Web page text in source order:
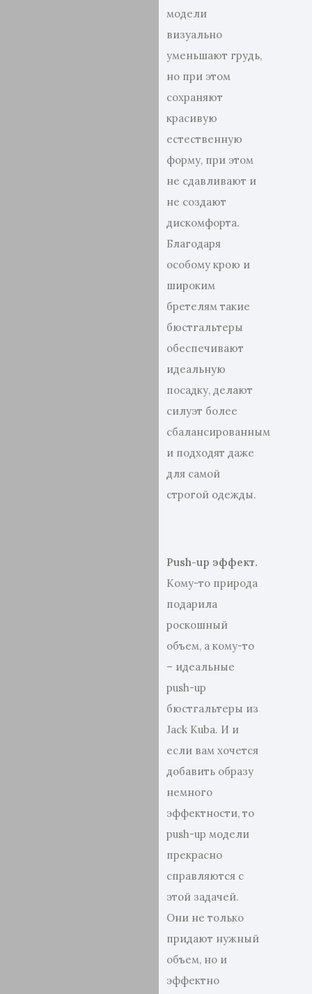
модели
визуально
уменьшают грудь,
но при этом
сохраняют
красивую
естественную
форму, при этом
не сдавливают и
не создают
дискомфорта.
Благодаря
особому крою и
широким
бретелям такие
бюстгальтеры
обеспечивают
идеальную
посадку, делают
силуэт более
сбалансированным
и подходят даже
для самой
строгой одежды.
Push-up эффект.
Кому-то природа
подарила
роскошный
объем, а кому-то
– идеальные
push-up
бюстгальтеры из
Jack Kuba. И и
если вам хочется
добавить образу
немного
эффектности, то
push-up модели
прекрасно
справляются с
этой задачей.
Они не только
придают нужный
объем, но и
эффектно